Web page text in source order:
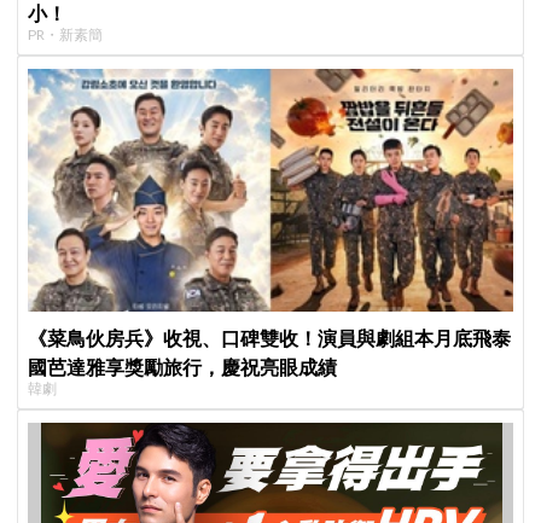
小！
PR・新素簡
《菜鳥伙房兵》收視、口碑雙收！演員與劇組本月底飛泰
國芭達雅享獎勵旅行，慶祝亮眼成績
韓劇